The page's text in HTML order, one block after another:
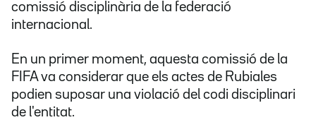
comissió disciplinària de la federació
internacional.
En un primer moment, aquesta comissió de la
FIFA va considerar que els actes de Rubiales
podien suposar una violació del codi disciplinari
de l'entitat.